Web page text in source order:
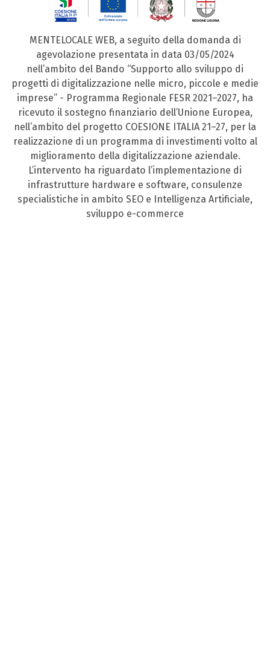
MENTELOCALE WEB, a seguito della domanda di
agevolazione presentata in data 03/05/2024
nell’ambito del Bando “Supporto allo sviluppo di
progetti di digitalizzazione nelle micro, piccole e medie
imprese” - Programma Regionale FESR 2021–2027, ha
ricevuto il sostegno finanziario dell’Unione Europea,
nell’ambito del progetto COESIONE ITALIA 21–27, per la
realizzazione di un programma di investimenti volto al
miglioramento della digitalizzazione aziendale.
L’intervento ha riguardato l’implementazione di
infrastrutture hardware e software, consulenze
specialistiche in ambito SEO e Intelligenza Artificiale,
sviluppo e-commerce